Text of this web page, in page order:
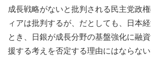
成長戦略がないと批判される民主党政
ィアは批判するが、だとしても、日本
とき、日銀が成長分野の基盤強化に融
援する考えを否定する理由にはならない